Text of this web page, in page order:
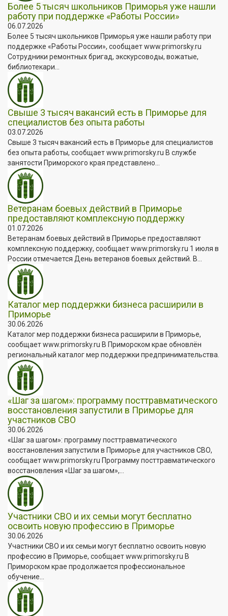
Более 5 тысяч школьников Приморья уже нашли
работу при поддержке «Работы России»
06.07.2026
Более 5 тысяч школьников Приморья уже нашли работу при
поддержке «Работы России», сообщает www.primorsky.ru
Сотрудники ремонтных бригад, экскурсоводы, вожатые,
библиотекари...
Свыше 3 тысяч вакансий есть в Приморье для
специалистов без опыта работы
03.07.2026
Свыше 3 тысяч вакансий есть в Приморье для специалистов
без опыта работы, сообщает www.primorsky.ru В службе
занятости Приморского края представлено...
Ветеранам боевых действий в Приморье
предоставляют комплексную поддержку
01.07.2026
Ветеранам боевых действий в Приморье предоставляют
комплексную поддержку, сообщает www.primorsky.ru 1 июля в
России отмечается День ветеранов боевых действий. В...
Каталог мер поддержки бизнеса расширили в
Приморье
30.06.2026
Каталог мер поддержки бизнеса расширили в Приморье,
сообщает www.primorsky.ru В Приморском крае обновлён
региональный каталог мер поддержки предпринимательства.
«Шаг за шагом»: программу посттравматического
восстановления запустили в Приморье для
участников СВО
30.06.2026
«Шаг за шагом»: программу посттравматического
восстановления запустили в Приморье для участников СВО,
сообщает www.primorsky.ru Программу посттравматического
восстановления «Шаг за шагом»,...
Участники СВО и их семьи могут бесплатно
освоить новую профессию в Приморье
30.06.2026
Участники СВО и их семьи могут бесплатно освоить новую
профессию в Приморье, сообщает www.primorsky.ru В
Приморском крае продолжается профессиональное
обучение...